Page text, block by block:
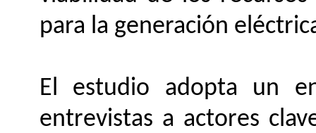
para la generación
El estudio adopta un
entrevistas a actores